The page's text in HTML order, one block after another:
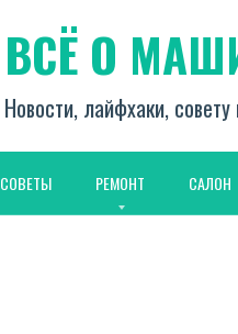
ВСЁ О
Новости, лайфхаки,
СОВЕТЫ РЕМОНТ САЛОН